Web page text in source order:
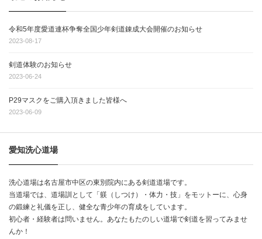
令和5年度愛道連杯争奪全国少年剣道錬成大会開催のお知らせ
2023-08-17
剣道体験のお知らせ
2023-06-24
P29マスクをご購入頂きました皆様へ
2023-06-09
愛知洗心道場
洗心道場は名古屋市中区の東別院内にある剣道道場です。
当道場では、道場訓として「躾（しつけ）・体力・技」をモットーに、心身
の鍛練と礼儀を正し、健全な青少年の育成をしています。
初心者・経験者は問いません。あなたもたのしい道場で剣道を習ってみませ
んか！